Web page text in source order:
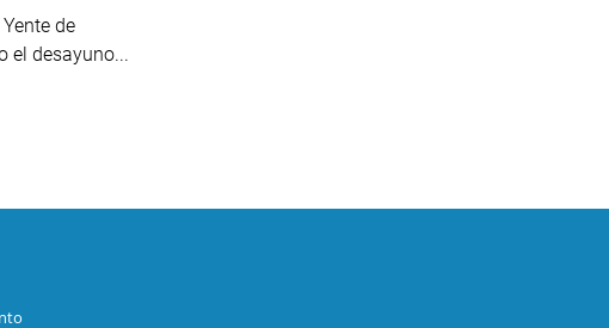
de
el desayuno...